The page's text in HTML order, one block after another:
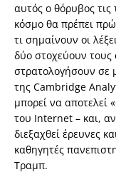
αυτός ο θόρυβος τις
κόσμο θα πρέπει
τι σημαίνουν οι
δύο στοχεύουν
στρατολογήσουν σε
της Cambridge
μπορεί να αποτελεί
του Internet – και,
διεξαχθεί έρευνες
καθηγητές
Τραμπ.